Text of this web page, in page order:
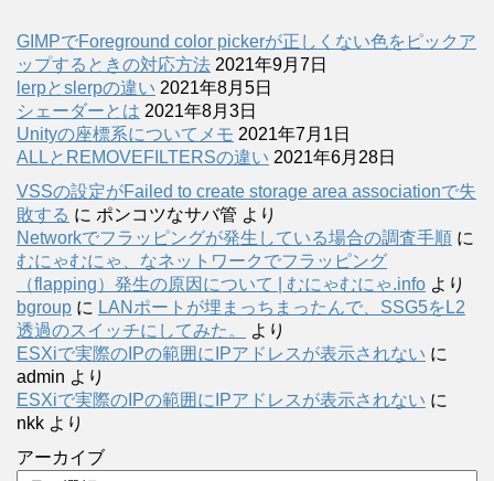
GIMPでForeground color pickerが正しくない色をピックア
ップするときの対応方法 2021年9月7日
lerpとslerpの違い 2021年8月5日
シェーダーとは 2021年8月3日
Unityの座標系についてメモ 2021年7月1日
ALLとREMOVEFILTERSの違い 2021年6月28日
VSSの設定がFailed to create storage area associationで失
敗する に ポンコツなサバ管 より
Networkでフラッピングが発生している場合の調査手順 に
むにゃむにゃ、なネットワークでフラッピング
（flapping）発生の原因について | むにゃむにゃ.info より
bgroup に LANポートが埋まっちまったんで、SSG5をL2
透過のスイッチにしてみた。
より
ESXiで実際のIPの範囲にIPアドレスが表示されない に
admin より
ESXiで実際のIPの範囲にIPアドレスが表示されない に
nkk より
アーカイブ